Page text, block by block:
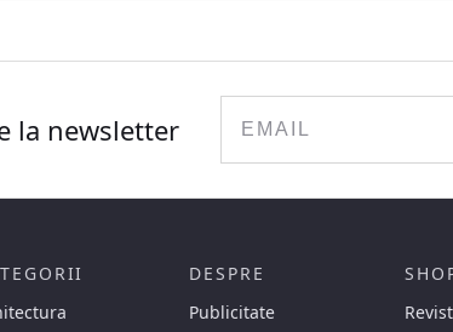
la newsletter
DESPRE
Publicitate